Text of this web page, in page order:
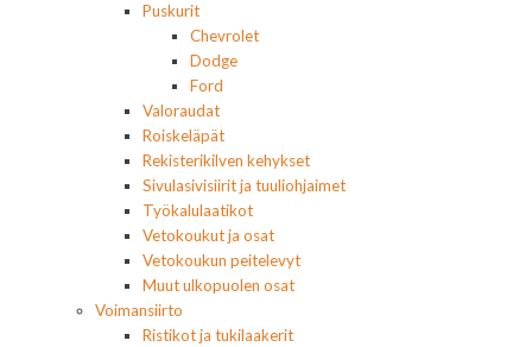
Puskurit
Chevrolet
Dodge
Ford
Valoraudat
Roiskeläpät
Rekisterikilven kehykset
Sivulasivisiirit ja tuuliohjaimet
Työkalulaatikot
Vetokoukut ja osat
Vetokoukun peitelevyt
Muut ulkopuolen osat
Voimansiirto
Ristikot ja tukilaakerit